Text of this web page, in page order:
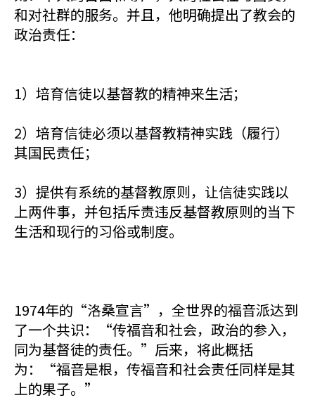
和对社群的服务。并且，他明确提出了教会的
政治责任：
1）培育信徒以基督教的精神来生活；
2）培育信徒必须以基督教精神实践（履行）
其国民责任；
3）提供有系统的基督教原则，让信徒实践以
上两件事，并包括斥责违反基督教原则的当下
生活和现行的习俗或制度。
1974年的“洛桑宣言”，全世界的福音派达到
了一个共识：“传福音和社会，政治的参入，
同为基督徒的责任。”后来，将此概括
为：“福音是根，传福音和社会责任同样是其
上的果子。”